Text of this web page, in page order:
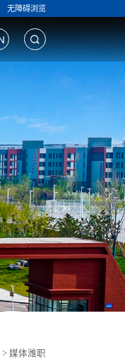
无障碍浏览
> 媒体潍职